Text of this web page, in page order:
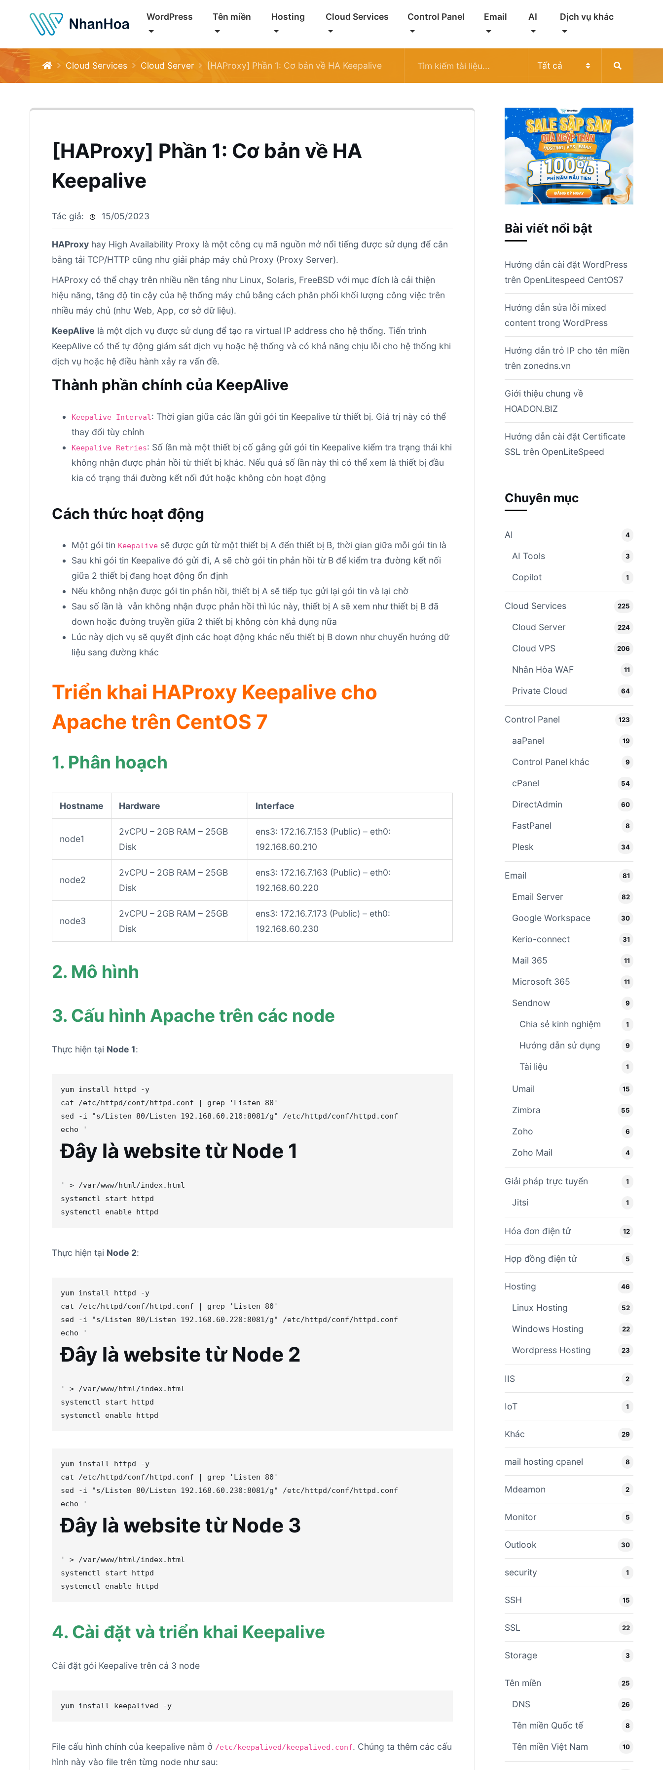
WordPress Tên miền Hosting Cloud Services Control Panel Email AI Dịch vụ khác
Cloud Services Cloud Server [HAProxy] Phần 1: Cơ bản về HA Keepalive
[HAProxy] Phần 1: Cơ bản về HA
Keepalive
Tác giả: 15/05/2023
HAProxy hay High Availability Proxy là một công cụ mã nguồn mở nổi tiếng được sử dụng để cân
bằng tải TCP/HTTP cũng như giải pháp máy chủ Proxy (Proxy Server).
HAProxy có thể chạy trên nhiều nền tảng như Linux, Solaris, FreeBSD với mục đích là cải thiện
hiệu năng, tăng độ tin cậy của hệ thống máy chủ bằng cách phân phối khối lượng công việc trên
nhiều máy chủ (như Web, App, cơ sở dữ liệu).
KeepAlive là một dịch vụ được sử dụng để tạo ra virtual IP address cho hệ thống. Tiến trình
KeepAlive có thể tự động giám sát dịch vụ hoặc hệ thống và có khả năng chịu lỗi cho hệ thống khi
dịch vụ hoặc hệ điều hành xảy ra vấn đề.
Thành phần chính của KeepAlive
Keepalive Interval: Thời gian giữa các lần gửi gói tin Keepalive từ thiết bị. Giá trị này có thể
thay đổi tùy chỉnh
Keepalive Retries: Số lần mà một thiết bị cố gắng gửi gói tin Keepalive kiểm tra trạng thái khi
không nhận được phản hồi từ thiết bị khác. Nếu quá số lần này thì có thể xem là thiết bị đầu
kia có trạng thái đường kết nối đứt hoặc không còn hoạt động
Cách thức hoạt động
Một gói tin Keepalive sẽ được gửi từ một thiết bị A đến thiết bị B, thời gian giữa mỗi gói tin là
Sau khi gói tin Keepalive đó gửi đi, A sẽ chờ gói tin phản hồi từ B để kiểm tra đường kết nối
giữa 2 thiết bị đang hoạt động ổn định
Nếu không nhận được gói tin phản hồi, thiết bị A sẽ tiếp tục gửi lại gói tin và lại chờ
Sau số lần là vẫn không nhận được phản hồi thì lúc này, thiết bị A sẽ xem như thiết bị B đã
down hoặc đường truyền giữa 2 thiết bị không còn khả dụng nữa
Lúc này dịch vụ sẽ quyết định các hoạt động khác nếu thiết bị B down như chuyển hướng dữ
liệu sang đường khác
Triển khai HAProxy Keepalive cho
Apache trên CentOS 7
1. Phân hoạch
Hostname Hardware Interface
node1
2vCPU – 2GB RAM – 25GB
Disk
ens3: 172.16.7.153 (Public) – eth0:
192.168.60.210
node2
2vCPU – 2GB RAM – 25GB
Disk
ens3: 172.16.7.163 (Public) – eth0:
192.168.60.220
node3
2vCPU – 2GB RAM – 25GB
Disk
ens3: 172.16.7.173 (Public) – eth0:
192.168.60.230
2. Mô hình
3. Cấu hình Apache trên các node
Thực hiện tại Node 1:
yum install httpd -y
cat /etc/httpd/conf/httpd.conf
| grep ' Listen 80 '
sed -i
"s/Listen 80/Listen 192.168.60.210:8081/g"
echo
'
Đây là website từ Node 1
' > /var/www/html/index.html
systemctl start httpd
systemctl enable httpd
Thực hiện tại Node 2:
yum install httpd -y
cat /etc/httpd/conf/httpd.conf
| grep ' Listen 80 '
sed -i
"s/Listen 80/Listen 192.168.60.220:8081/g"
echo
'
Đây là website từ Node 2
' > /var/www/html/index.html
systemctl start httpd
systemctl enable httpd
yum install httpd -y
cat /etc/httpd/conf/httpd.conf
| grep ' Listen 80 '
sed -i
"s/Listen 80/Listen 192.168.60.230:8081/g"
echo
'
Đây là website từ Node 3
' > /var/www/html/index.html
systemctl start httpd
systemctl enable httpd
4. Cài đặt và triển khai Keepalive
Cài đặt gói Keepalive trên cả 3 node
yum install keepalived -y
File cấu hình chính của keepalive nằm ở /etc/keepalived/keepalived.conf. Chúng ta thêm các cấu
hình này vào file trên từng node như sau:
Bài viết nổi bật
Hướng dẫn cài đặt WordPress
trên OpenLitespeed CentOS7
Hướng dẫn sửa lỗi mixed
content trong WordPress
Hướng dẫn trỏ IP cho tên miền
trên zonedns.vn
Giới thiệu chung về
HOADON.BIZ
Hướng dẫn cài đặt Certificate
SSL trên OpenLiteSpeed
Chuyên mục
AI 4
AI Tools 3
Copilot 1
Cloud Services 225
Cloud Server 224
Cloud VPS 206
Nhân Hòa WAF 11
Private Cloud 64
Control Panel 123
aaPanel 19
Control Panel khác 9
cPanel 54
DirectAdmin 60
FastPanel 8
Plesk 34
Email 81
Email Server 82
Google Workspace 30
Kerio-connect 31
Mail 365 11
Microsoft 365 11
Sendnow 9
Chia sẻ kinh nghiệm 1
Hướng dẫn sử dụng 9
Tài liệu 1
Umail 15
Zimbra 55
Zoho 6
Zoho Mail 4
Giải pháp trực tuyến 1
Jitsi 1
Hóa đơn điện tử 12
Hợp đồng điện tử 5
Hosting 46
Linux Hosting 52
Windows Hosting 22
Wordpress Hosting 23
IIS 2
IoT 1
Khác 29
mail hosting cpanel 8
Mdeamon 2
Monitor 5
Outlook 30
security 1
SSH 15
SSL 22
Storage 3
Tên miền 25
DNS 26
Tên miền Quốc tế 8
Tên miền Việt Nam 10